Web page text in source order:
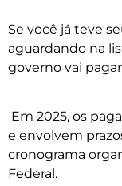
Se você já teve
aguardando na
governo vai
Em 2025, os
e envolvem
cronograma
Federal.